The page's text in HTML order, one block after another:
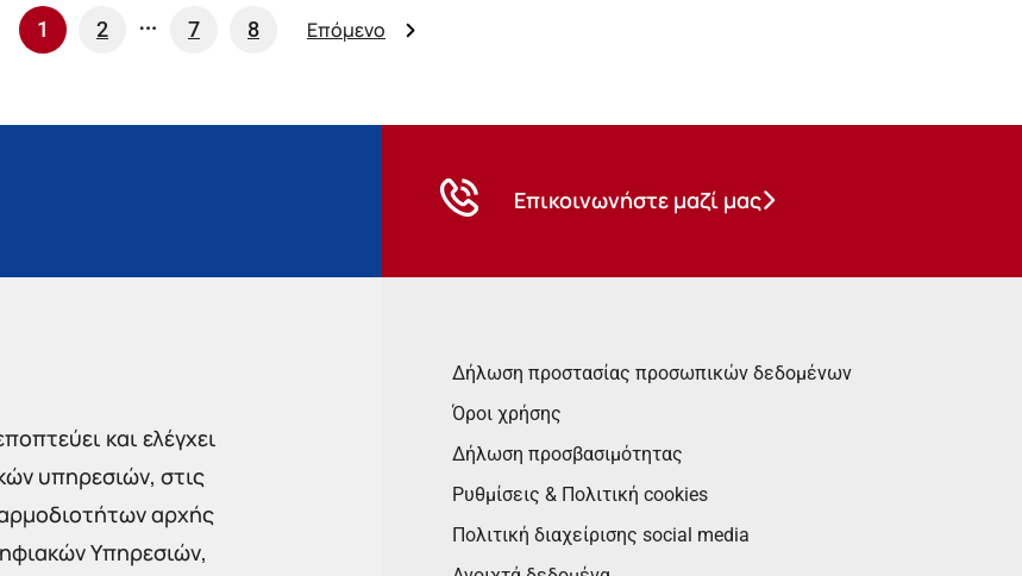
1 2 … 7 8 Επόμενο
Επικοινωνήστε μαζί μας
και ελέγχει
υπηρεσιών, στις
αρχής
Υπηρεσιών,
Δήλωση προστασίας προσωπικών δεδομένων
Όροι χρήσης
Δήλωση προσβασιμότητας
Ρυθμίσεις & Πολιτική cookies
Πολιτική διαχείρισης social media